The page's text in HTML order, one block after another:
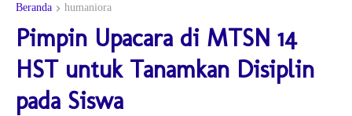
Beranda humaniora
Pimpin Upacara di MTSN 14
HST untuk Tanamkan Disiplin
pada Siswa